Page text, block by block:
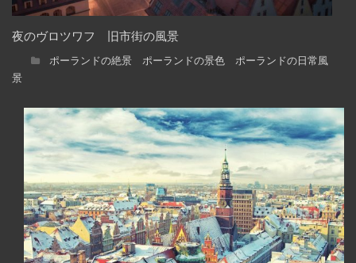
夜のヴロツワフ 旧市街の風景
ポーランドの絶景 ポーランドの景色 ポーランドの日常風
景